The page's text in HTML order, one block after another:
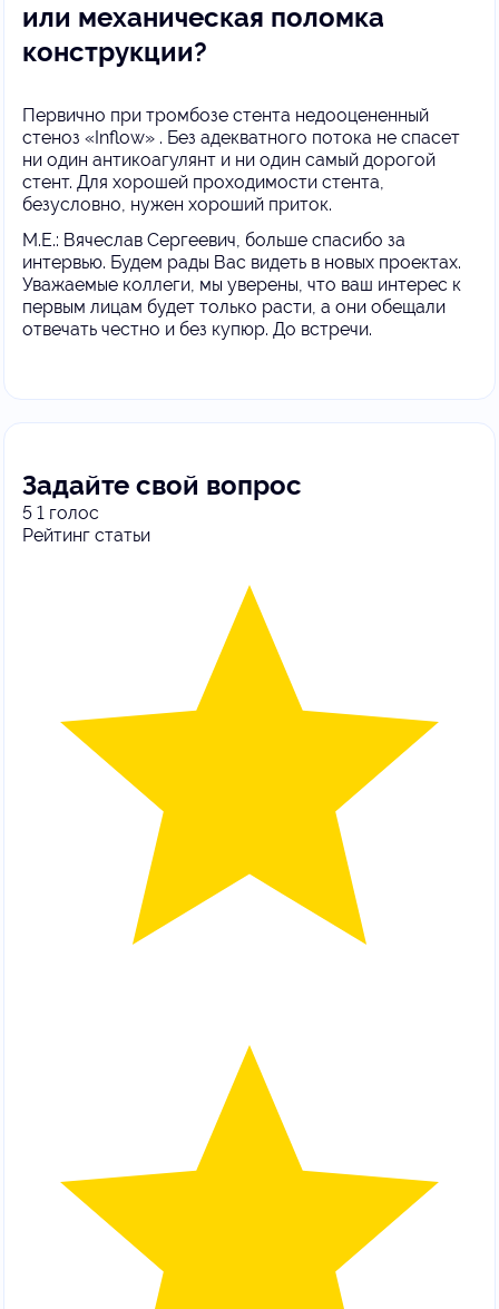
или механическая поломка
конструкции?
Первично при тромбозе стента недооцененный
стеноз «Inflow» . Без адекватного потока не спасет
ни один антикоагулянт и ни один самый дорогой
стент. Для хорошей проходимости стента,
безусловно, нужен хороший приток.
М.Е.: Вячеслав Сергеевич, больше спасибо за
интервью. Будем рады Вас видеть в новых проектах.
Уважаемые коллеги, мы уверены, что ваш интерес к
первым лицам будет только расти, а они обещали
отвечать честно и без купюр. До встречи.
Задайте свой вопрос
5 1 голос
Рейтинг статьи